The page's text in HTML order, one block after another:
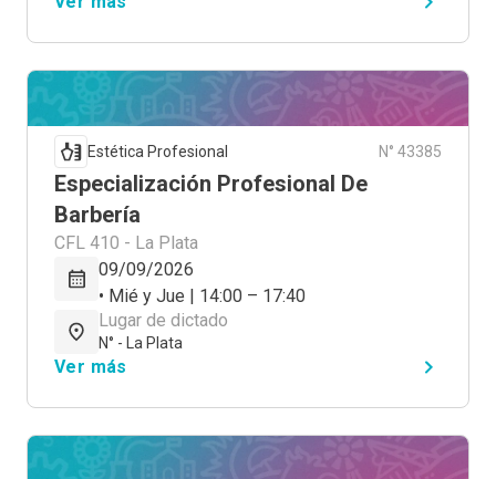
Estética Profesional N° 43385
Especialización Profesional De
Barbería
CFL 410 - La Plata
09/09/2026
• Mié y Jue | 14:00 – 17:40
Lugar de dictado
N° - La Plata
Ver más